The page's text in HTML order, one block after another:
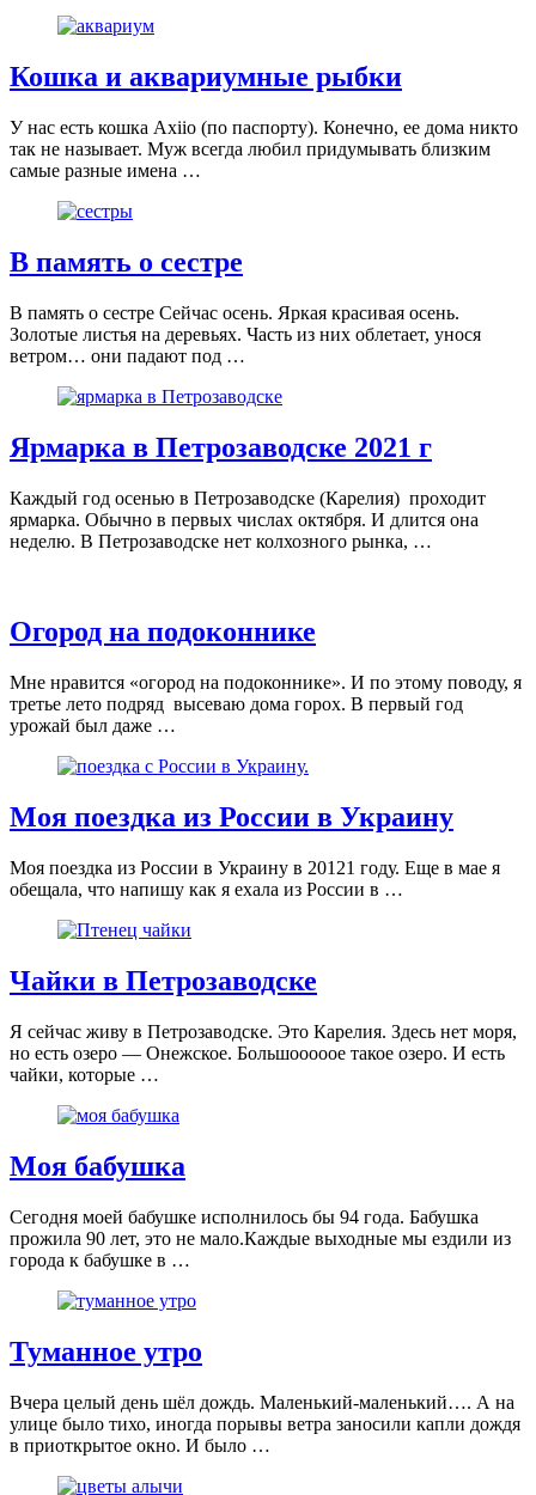
Кошка и аквариумные рыбки
У нас есть кошка Aхiiо (по паспорту). Конечно, ее дома никто
так не называет. Муж всегда любил придумывать близким
самые разные имена …
В память о сестре
В память о сестре Сейчас осень. Яркая красивая осень.
Золотые листья на деревьях. Часть из них облетает, унося
ветром… они падают под …
Ярмарка в Петрозаводске 2021 г
Каждый год осенью в Петрозаводске (Карелия) проходит
ярмарка. Обычно в первых числах октября. И длится она
неделю. В Петрозаводске нет колхозного рынка, …
Огород на подоконнике
Мне нравится «огород на подоконнике». И по этому поводу, я
третье лето подряд высеваю дома горох. В первый год
урожай был даже …
Моя поездка из России в Украину
Моя поездка из России в Украину в 20121 году. Еще в мае я
обещала, что напишу как я ехала из России в …
Чайки в Петрозаводске
Я сейчас живу в Петрозаводске. Это Карелия. Здесь нет моря,
но есть озеро — Онежское. Большооооое такое озеро. И есть
чайки, которые …
Моя бабушка
Сегодня моей бабушке исполнилось бы 94 года. Бабушка
прожила 90 лет, это не мало.Каждые выходные мы ездили из
города к бабушке в …
Туманное утро
Вчера целый день шёл дождь. Маленький-маленький…. А на
улице было тихо, иногда порывы ветра заносили капли дождя
в приоткрытое окно. И было …